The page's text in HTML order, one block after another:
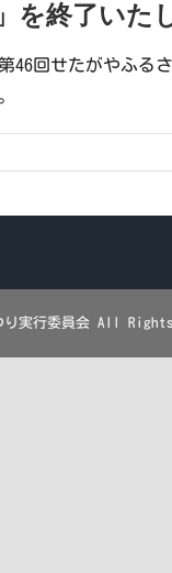
を終了いた
46回せたがやふる
り実行委員会 All